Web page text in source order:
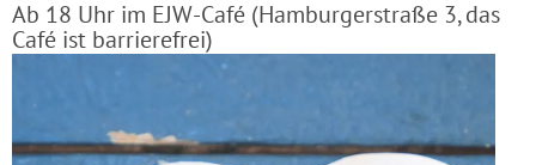
Ab 18 Uhr im EJW-Café (Hamburgerstraße 3, das
Café ist barrierefrei)